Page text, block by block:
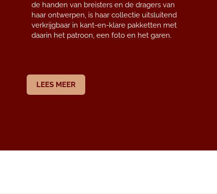
de handen van breisters en de dragers van
haar ontwerpen, is haar collectie uitsluitend
verkrijgbaar in kant-en-klare pakketten met
daarin het patroon, een foto en het garen.
LEES MEER